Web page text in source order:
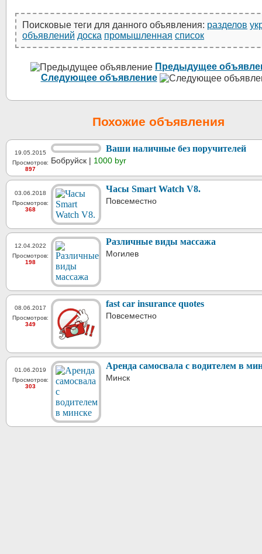
Поисковые теги для данного объявления: разделов
объявлений доска промышленная список
Предыдущее
Следующее объявление
Похожие объявления
19.05.2015
Просмотров:
897
Ваши наличные без поручителей
Бобруйск | 1000 byr
03.06.2018
Просмотров:
368
Часы Smart Watch V8.
Повсеместно
12.04.2022
Просмотров:
198
Различные виды массажа
Могилев
08.06.2017
Просмотров:
349
fast car insurance quotes
Повсеместно
01.06.2019
Просмотров:
303
Аренда самосвала с водителем в
Минск